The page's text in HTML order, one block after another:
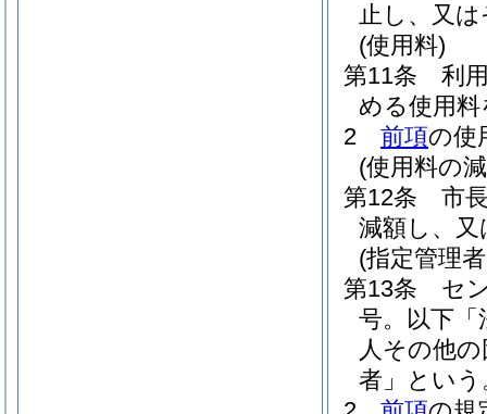
止し、又
(使用料)
第11条
利
める使用
2
前項の使
(使用料の
第12条
市
減額し、
(指定管理
第13条
セ
号。以下「
人その他
者」という